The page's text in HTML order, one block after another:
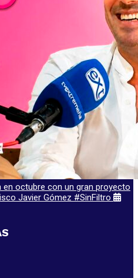
en octubre con un gran proyecto
Javier Gómez #SinFiltro